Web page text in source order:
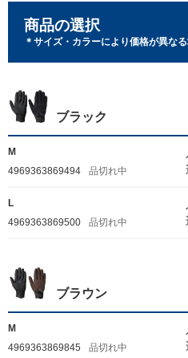
商品の選択
＊サイズ・カラーにより価格が異なる
ブラック
M
4969363869494
品切れ中
L
4969363869500
品切れ中
ブラウン
M
4969363869845
品切れ中